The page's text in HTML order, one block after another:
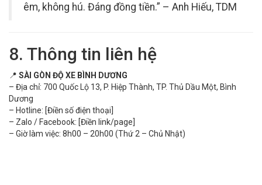
êm, không hú. Đáng đồng tiền.” – Anh Hiếu, TDM
8. Thông tin liên hệ
📍 SÀI GÒN ĐỘ XE BÌNH DƯƠNG
– Địa chỉ: 700 Quốc Lộ 13, P. Hiệp Thành, TP. Thủ Dầu Một, Bình
Dương
– Hotline: [Điền số điện thoại]
– Zalo / Facebook: [Điền link/page]
– Giờ làm việc: 8h00 – 20h00 (Thứ 2 – Chủ Nhật)